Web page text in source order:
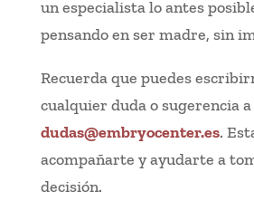
un especialista lo antes
pensando en ser madre, sin
Recuerda que puedes
cualquier duda o sugerencia a
dudas@embryocenter.es.
acompañarte y ayudarte a
decisión.